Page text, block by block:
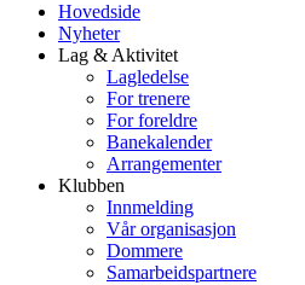
Hovedside
Nyheter
Lag & Aktivitet
Lagledelse
For trenere
For foreldre
Banekalender
Arrangementer
Klubben
Innmelding
Vår organisasjon
Dommere
Samarbeidspartnere